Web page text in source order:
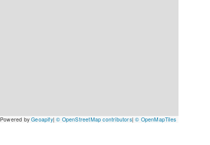
Powered byGeoapify|© OpenStreetMap contributors|© OpenMapTiles